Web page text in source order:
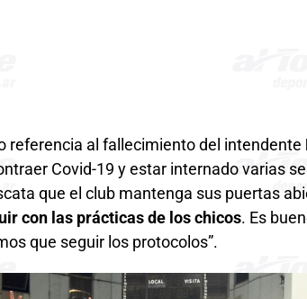
referencia al fallecimiento del intendente
Covid-19 y estar internado varias
que el club mantenga sus puertas
con las prácticas de los chicos. Es
que seguir los protocolos”.